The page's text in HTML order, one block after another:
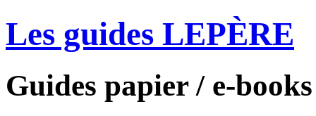
Les guides LEPÈRE
Guides papier / e-